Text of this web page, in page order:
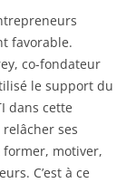
favorable.
co-fondateur
le support du
dans cette
relâcher ses
motiver,
C’est à ce